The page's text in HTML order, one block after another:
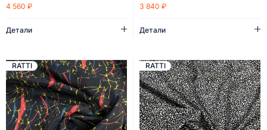
4 560 ₽
Детали
3 840 ₽
Детали
RATTI RATTI